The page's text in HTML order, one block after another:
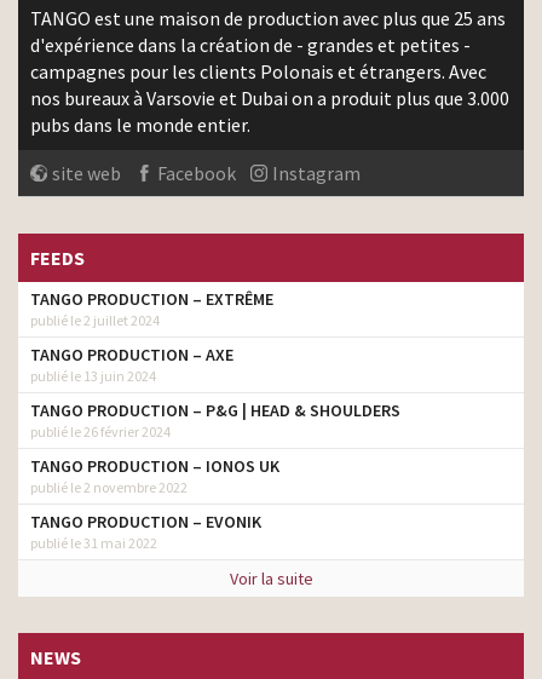
TANGO est une maison de production avec plus que 25 ans
d'expérience dans la création de - grandes et petites -
campagnes pour les clients Polonais et étrangers. Avec
nos bureaux à Varsovie et Dubai on a produit plus que 3.000
pubs dans le monde entier.
site web
Facebook Instagram
FEEDS
TANGO PRODUCTION – EXTRÊME
publié le 2 juillet 2024
TANGO PRODUCTION – AXE
publié le 13 juin 2024
TANGO PRODUCTION – P&G | HEAD & SHOULDERS
publié le 26 février 2024
TANGO PRODUCTION – IONOS UK
publié le 2 novembre 2022
TANGO PRODUCTION – EVONIK
publié le 31 mai 2022
Voir la suite
NEWS